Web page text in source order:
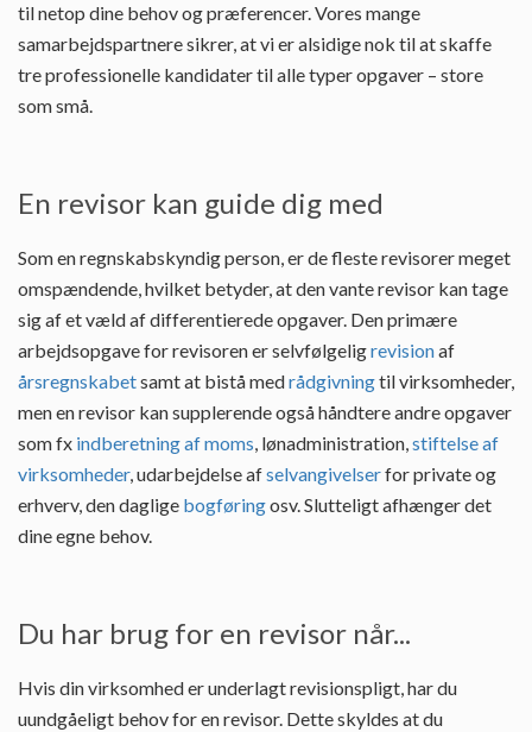
til netop dine behov og præferencer. Vores mange
samarbejdspartnere sikrer, at vi er alsidige nok til at skaffe
tre professionelle kandidater til alle typer opgaver – store
som små.
En revisor kan guide dig med
Som en regnskabskyndig person, er de fleste revisorer meget
omspændende, hvilket betyder, at den vante revisor kan tage
sig af et væld af differentierede opgaver. Den primære
arbejdsopgave for revisoren er selvfølgeligrevisionaf
årsregnskabetsamt at bistå medrådgivningtil virksomheder,
men en revisor kan supplerende også håndtere andre opgaver
som fx indberetning af moms, lønadministration,stiftelse af
virksomheder, udarbejdelse afselvangivelserfor private og
erhverv, den daglige bogføringosv. Slutteligt afhænger det
dine egne behov.
Du har brug for en revisor når...
Hvis din virksomhed er underlagt revisionspligt, har du
uundgåeligt behov for en revisor. Dette skyldes at du